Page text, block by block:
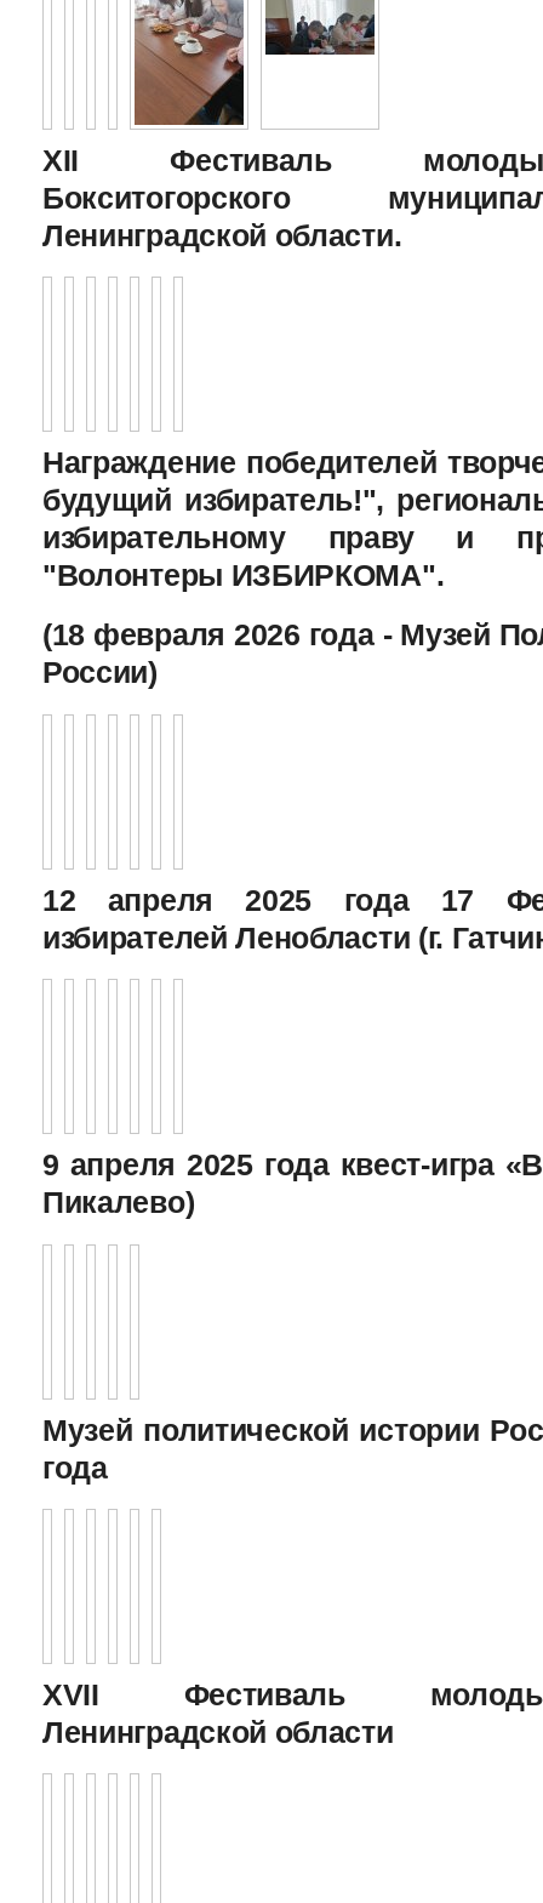
XII Фестиваль
Бокситогорского
Ленинградской области.
Награждение победителей
будущий избиратель!",
избирательному праву и
"Волонтеры ИЗБИРКОМА".
(18 февраля 2026 года - Музей
России)
12 апреля 2025 года 17
избирателей Ленобласти (г.
9 апреля 2025 года квест-игра
Пикалево)
Музей политической истории
года
XVII Фестиваль
Ленинградской области